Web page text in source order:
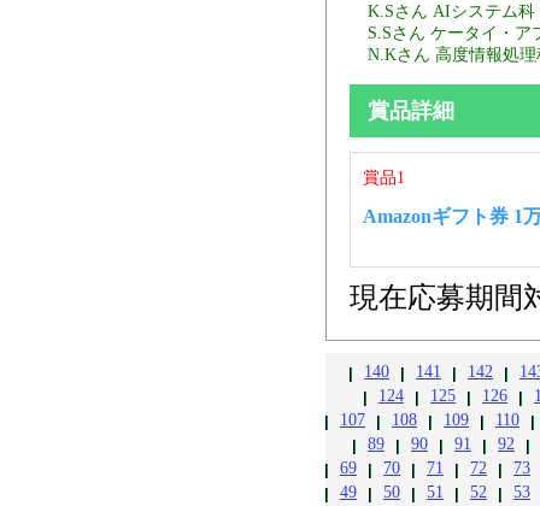
K.Sさん AIシステム科
S.Sさん ケータイ・
N.Kさん 高度情報処
賞品詳細
賞品1
Amazonギフト券 1
現在応募期間
142
141
140
126
125
124
110
109
108
107
92
91
90
89
73
72
71
70
69
53
52
51
50
49